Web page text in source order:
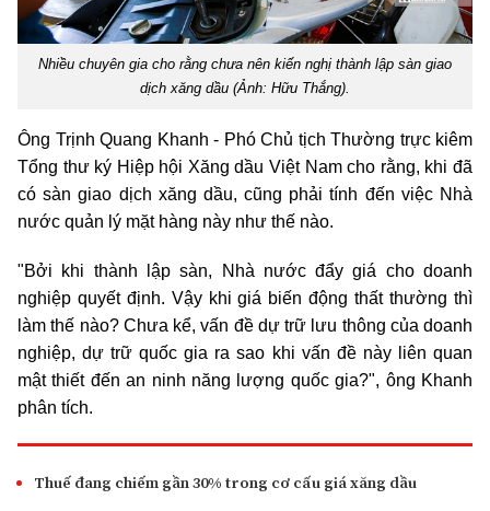
Nhiều chuyên gia cho rằng chưa nên kiến nghị thành lập sàn giao
dịch xăng dầu (Ảnh: Hữu Thắng).
Ông Trịnh Quang Khanh - Phó Chủ tịch Thường trực kiêm
Tổng thư ký Hiệp hội Xăng dầu Việt Nam cho rằng, khi đã
có sàn giao dịch xăng dầu, cũng phải tính đến việc Nhà
nước quản lý mặt hàng này như thế nào.
"Bởi khi thành lập sàn, Nhà nước đẩy giá cho doanh
nghiệp quyết định. Vậy khi giá biến động thất thường thì
làm thế nào? Chưa kể, vấn đề dự trữ lưu thông của doanh
nghiệp, dự trữ quốc gia ra sao khi vấn đề này liên quan
mật thiết đến an ninh năng lượng quốc gia?", ông Khanh
phân tích.
Thuế đang chiếm gần 30% trong cơ cấu giá xăng dầu